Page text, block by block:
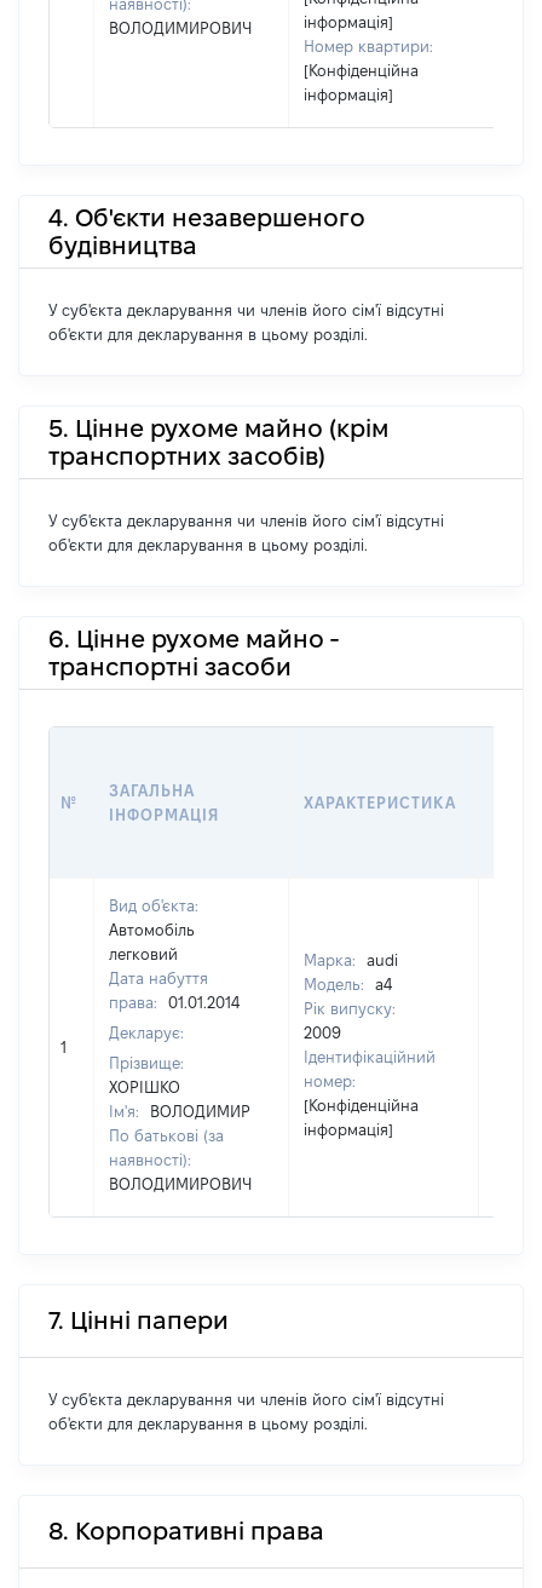
наявності):
ВОЛОДИМИРОВИЧ
інформація]
Номер квартири:
[Конфіденційна
інформація]
4. Об'єкти незавершеного
будівництва
У суб'єкта декларування чи членів його сім'ї відсутні
об'єкти для декларування в цьому розділі.
5. Цінне рухоме майно (крім
транспортних засобів)
У суб'єкта декларування чи членів його сім'ї відсутні
об'єкти для декларування в цьому розділі.
6. Цінне рухоме майно -
транспортні засоби
№
ЗАГАЛЬНА
ІНФОРМАЦІЯ
ХАРАКТЕРИСТИКА
1
Вид об'єкта:
Автомобіль
легковий
Дата набуття
права:
01.01.2014
Декларує:
Прізвище:
ХОРІШКО
Ім'я:
ВОЛОДИМИР
По батькові (за
наявності):
ВОЛОДИМИРОВИЧ
Марка:
audi
Модель:
a4
Рік випуску:
2009
Ідентифікаційний
номер:
[Конфіденційна
інформація]
7. Цінні папери
У суб'єкта декларування чи членів його сім'ї відсутні
об'єкти для декларування в цьому розділі.
8. Корпоративні права